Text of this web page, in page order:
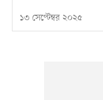
১৩ সেপ্টেম্বর ২০২৫